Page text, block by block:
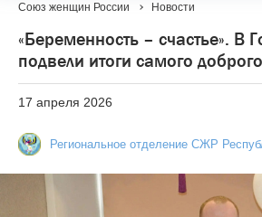
Союз женщин России Новости
«Беременность – счастье». В
подвели итоги самого
17 апреля 2026
Региональное отделение СЖР